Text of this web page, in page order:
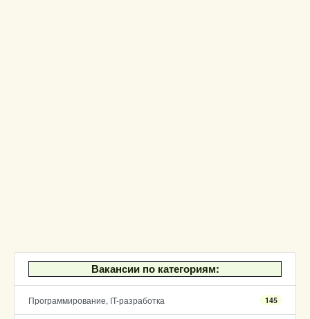
Вакансии по категориям:
Программирование, IT-разработка 145